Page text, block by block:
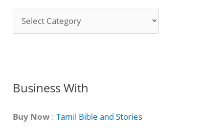
o
C
t
Business With
Buy Now :Tamil Bible and Stories